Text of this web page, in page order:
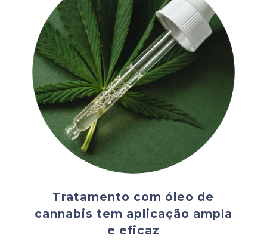
Tratamento com óleo de
cannabis tem aplicação ampla
e eficaz